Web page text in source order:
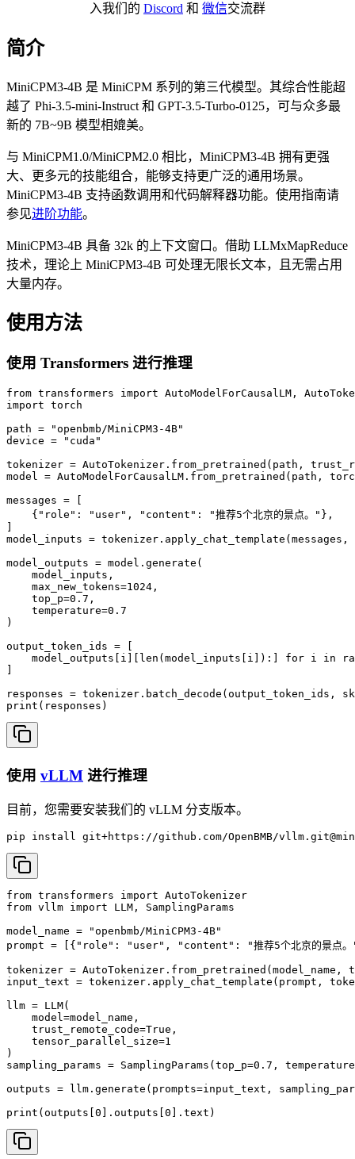
入我们的 Discord 和 微信交流群
简介
MiniCPM3-4B 是 MiniCPM 系列的第三代模型。其综合性能超
越了 Phi-3.5-mini-Instruct 和 GPT-3.5-Turbo-0125，可与众多最
新的 7B~9B 模型相媲美。
与 MiniCPM1.0/MiniCPM2.0 相比，MiniCPM3-4B 拥有更强
大、更多元的技能组合，能够支持更广泛的通用场景。
MiniCPM3-4B 支持函数调用和代码解释器功能。使用指南请
参见进阶功能。
MiniCPM3-4B 具备 32k 的上下文窗口。借助 LLMxMapReduce
技术，理论上 MiniCPM3-4B 可处理无限长文本，且无需占用
大量内存。
使用方法
使用 Transformers 进行推理
from transformers import AutoModelForCausalLM,
import torch
path = "openbmb/MiniCPM3-4B"
device = "cuda"
tokenizer = AutoTokenizer.from_pretrained(path,
model = AutoModelForCausalLM.from_pretrained(path,
messages = [
    {"role": "user", "content": "推荐5个北京的景点。"},
model_inputs =
model_outputs = model.generate(
    model_inputs,
    max_new_tokens=1024,
    top_p=0.7,
    temperature=0.7
)
output_token_ids = [
model_outputs[i][len(model_inputs[i]):] for i in
responses = tokenizer.batch_decode(output_token_ids,
print(responses)
使用 vLLM 进行推理
目前，您需要安装我们的 vLLM 分支版本。
pip install git+https://github.com/OpenBMB/
from transformers import AutoTokenizer
from vllm import LLM, SamplingParams
model_name = "openbmb/MiniCPM3-4B"
prompt = [{"role": "user", "content": "推荐5个北京的景点
tokenizer = AutoTokenizer.from_pretrained(model_name,
input_text = tokenizer.apply_chat_template(prompt,
llm = LLM(
    model=model_name,
    trust_remote_code=True,
    tensor_parallel_size=1
)
sampling_params = SamplingParams(top_p=0.7,
outputs = llm.generate(prompts=input_text,
print(outputs[0].outputs[0].text)